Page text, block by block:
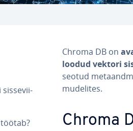
sis­se­vii­
Chroma DB on
loodud vektori
seotud
mu­de­li­tes.
Chroma